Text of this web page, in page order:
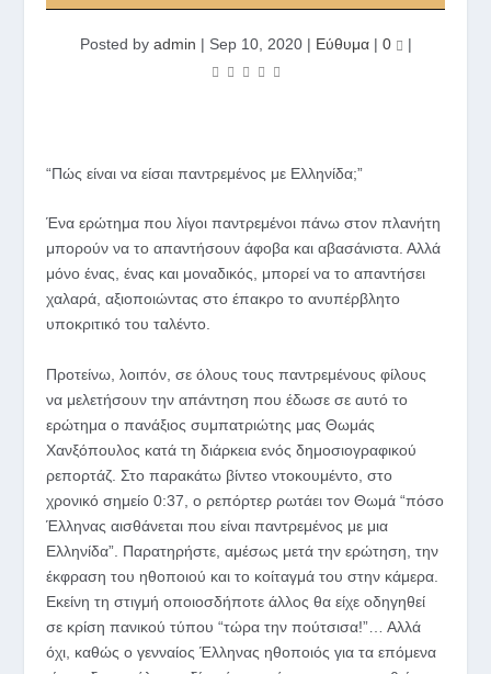
Posted by admin | Sep 10, 2020| Εύθυμα| 0 |
“Πώς είναι να είσαι παντρεμένος με Ελληνίδα;”
Ένα ερώτημα που λίγοι παντρεμένοι πάνω στον πλανήτη
μπορούν να το απαντήσουν άφοβα και αβασάνιστα. Αλλά
μόνο ένας, ένας και μοναδικός, μπορεί να το απαντήσει
χαλαρά, αξιοποιώντας στο έπακρο το ανυπέρβλητο
υποκριτικό του ταλέντο.
Προτείνω, λοιπόν, σε όλους τους παντρεμένους φίλους
να μελετήσουν την απάντηση που έδωσε σε αυτό το
ερώτημα ο πανάξιος συμπατριώτης μας Θωμάς
Χανξόπουλος κατά τη διάρκεια ενός δημοσιογραφικού
ρεπορτάζ. Στο παρακάτω βίντεο ντοκουμέντο, στο
χρονικό σημείο 0:37, ο ρεπόρτερ ρωτάει τον Θωμά “πόσο
Έλληνας αισθάνεται που είναι παντρεμένος με μια
Ελληνίδα”. Παρατηρήστε, αμέσως μετά την ερώτηση, την
έκφραση του ηθοποιού και το κοίταγμά του στην κάμερα.
Εκείνη τη στιγμή οποιοσδήποτε άλλος θα είχε οδηγηθεί
σε κρίση πανικού τύπου “τώρα την πούτσισα!”… Αλλά
όχι, καθώς ο γενναίος Έλληνας ηθοποιός για τα επόμενα